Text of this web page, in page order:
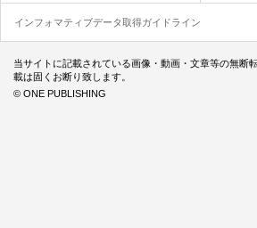
インフォマティブデータ取得ガイドライン
当サイトに記載されている画像・動画・文章等の無断
載は固くお断り致します。
© ONE PUBLISHING